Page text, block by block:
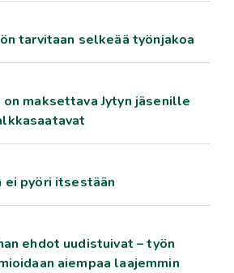
tarvitaan selkeää työnjakoa
maksettava Jytyn jäsenille
pyöri itsestään
ehdot uudistuivat – työn
aiempaa laajemmin